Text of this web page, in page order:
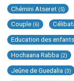
Chémini Atseret (5)
Couple (6)
Education des enfants
Hochaana Rabba (2)
Jeûne de Guedalia (3)